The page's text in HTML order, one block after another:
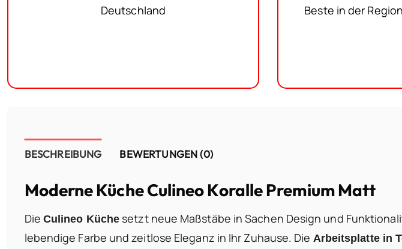
Deutschland
Beste in der
BESCHREIBUNG BEWERTUNGEN (0)
Moderne Küche Culineo Koralle Premium Matt
Die Culineo Küche setzt neue Maßstäbe in Sachen Design und
lebendige Farbe und zeitlose Eleganz in Ihr Zuhause. Die Arbeitsplatte in